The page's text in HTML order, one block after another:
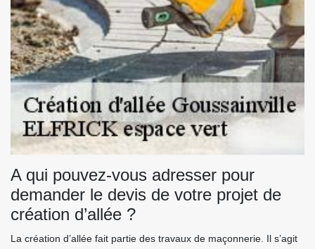
A qui pouvez-vous adresser pour
demander le devis de votre projet de
création d’allée ?
La création d’allée fait partie des travaux de maçonnerie. Il s’agit